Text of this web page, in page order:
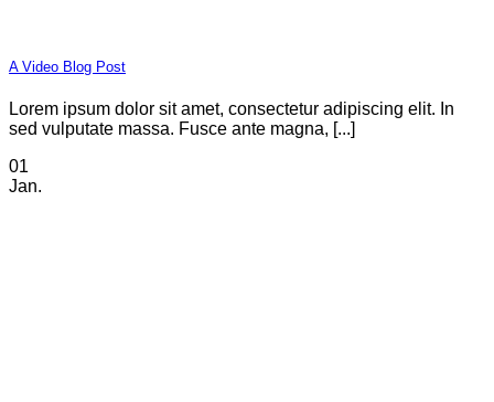
A Video Blog Post
Lorem ipsum dolor sit amet, consectetur adipiscing elit. In
sed vulputate massa. Fusce ante magna, [...]
01
Jan.